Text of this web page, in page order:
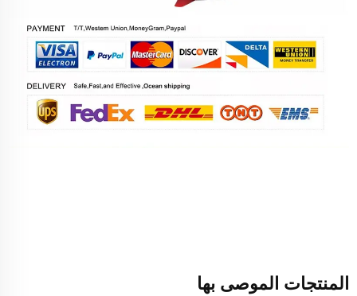
المنتجات الموصى بها